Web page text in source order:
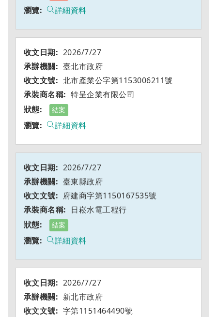
詳細資料
2026/7/27
臺北市政府
北市產業公字第1153006211號
特呈企業有限公司
結案
詳細資料
2026/7/27
臺東縣政府
府建商字第1150167535號
日崧水電工程行
結案
詳細資料
2026/7/27
新北市政府
字第1151464490號